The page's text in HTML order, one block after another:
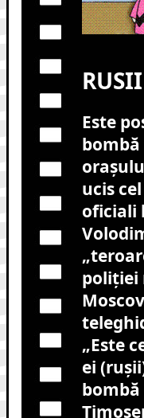
Este
ucis
oficiali
poliției
„Este
ei
bombă